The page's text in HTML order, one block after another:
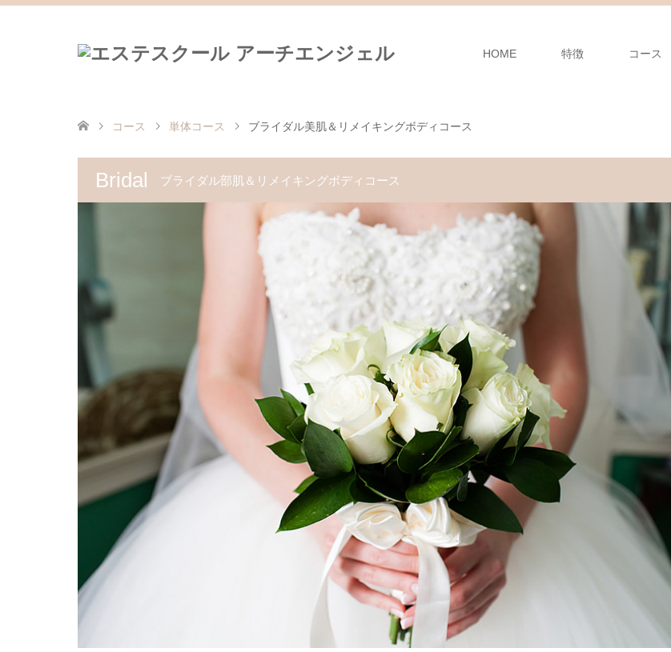
HOME 特徴 コース
コース 単体コース ブライダル美肌＆リメイキングボディコース
Bridal ブライダル部肌＆リメイキングボディコース